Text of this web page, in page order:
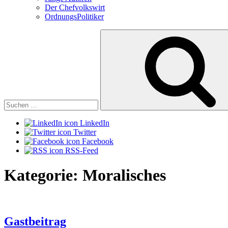
Der Chefvolkswirt
OrdnungsPolitiker
LinkedIn
Twitter
Facebook
RSS-Feed
Kategorie: Moralisches
Gastbeitrag